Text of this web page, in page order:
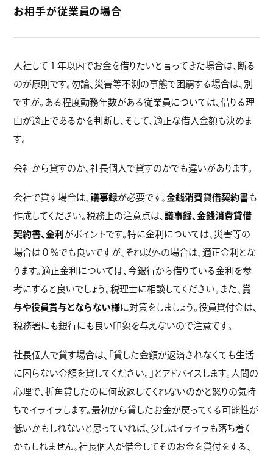
お相手が従業員の場合
入社して１年以内でお金を借りたいと言ってきた場合は、断る
のが原則です。勿論、災害等不測の事態で困窮する場合は、別
ですが。ある程度勤務年数がある従業員については、借りる理
由が適正であるかを判断し、そして、適正な借入金額も決めま
す。
会社から貸すのか、社長個人で貸すのかでも違いがあります。
会社で貸す場合は、議事録が必要です。金銭消費貸借契約書も
作成してください。税務上の注意点は、議事録、金銭消費貸借
契約書、金利 がポイントです。特に金利については、災害等の
場合は０％でも良いですが、それ以外の場合は、適正金利とな
ります。適正金利については、今銀行から借りている金利を参
考にすると良いでしょう。税理士に相談してください。また、 賞
与や役員賞与とならない様に対策をしましょう。役員貸付金は、
税務署にも銀行にも良い印象を与えないので注意です。
社長個人で貸す場合は、「貸した金額が返済されなくても生活
に困らない金額を貸してください。」とアドバイスします。人間の
心理で、折角貸したのに何故返してくれないのかと怒りの気持
ちでイライラします。最初から貸したお金が戻ってくる可能性が
低いかもしれないと思っていれば、少しはイライラも落ち着く
かもしれません。社長個人が借金してそのお金を貸付をする、